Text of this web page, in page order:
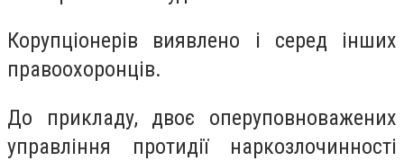
Корупціонерів виявлено і серед інших
правоохоронців.
До прикладу, двоє оперуповноважених
управління протидії наркозлочинності